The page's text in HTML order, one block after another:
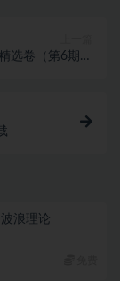
选卷（第6期）
浪理论